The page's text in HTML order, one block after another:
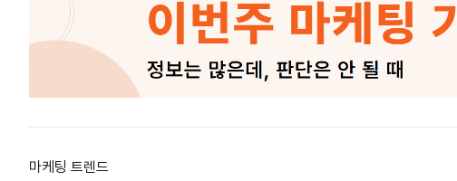
마케팅 트렌드